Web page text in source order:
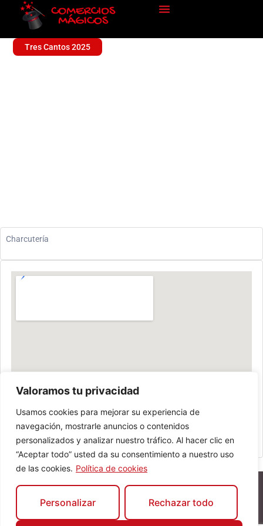
Valoramos tu privacidad
Usamos cookies para mejorar su experiencia de
navegación, mostrarle anuncios o contenidos
personalizados y analizar nuestro tráfico. Al hacer clic en
“Aceptar todo” usted da su consentimiento a nuestro uso
de las cookies. Política de cookies
Personalizar Rechazar todo
Tres Cantos 2025
Charcutería